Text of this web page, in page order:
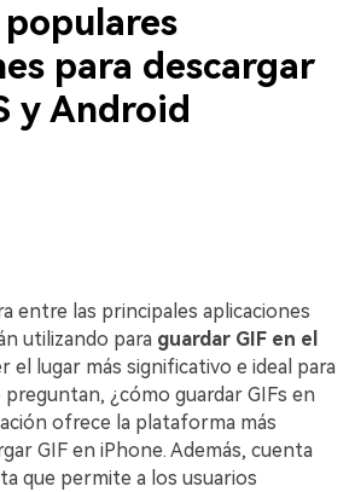
para descargar
y Android
entre las principales aplicaciones
utilizando para guardar GIF en el
el lugar más significativo e ideal para
preguntan, ¿cómo guardar GIFs en
ofrece la plataforma más
GIF en iPhone. Además, cuenta
que permite a los usuarios